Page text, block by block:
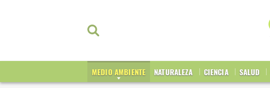
MEDIO AMBIENTE NATURALEZA CIENCIA SALUD